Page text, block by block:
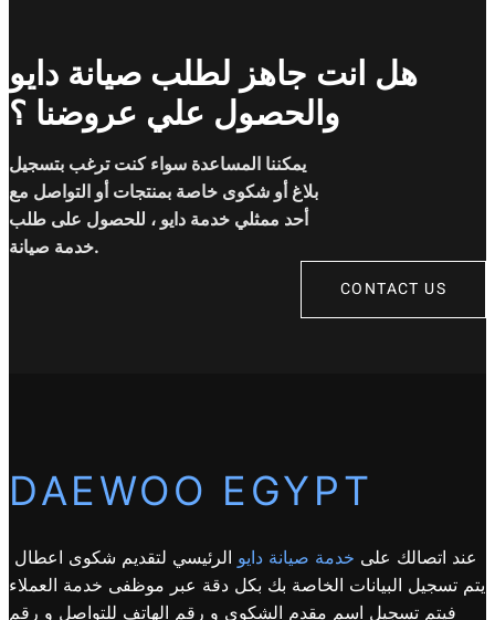
هل انت جاهز لطلب صيانة دايو
والحصول علي عروضنا ؟
يمكننا المساعدة سواء كنت ترغب بتسجيل
بلاغ أو شكوى خاصة بمنتجات أو التواصل مع
أحد ممثلي خدمة دايو ، للحصول على طلب
خدمة صيانة.
CONTACT US
DAEWOO EGYPT
عند اتصالك على خدمة صيانة دايو الرئيسي لتقديم شكوى اعطال
يتم تسجيل البيانات الخاصة بك بكل دقة عبر موظفى خدمة العملاء
فيتم تسجيل اسم مقدم الشكوى و رقم الهاتف للتواصل و رقم